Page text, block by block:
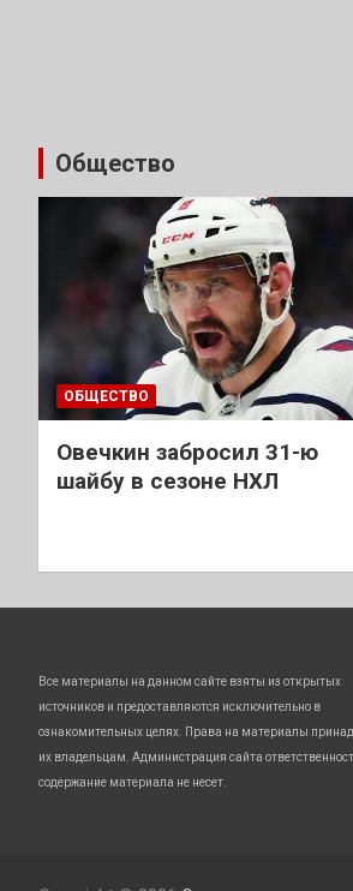
Общество
ОБЩЕСТВО
Овечкин забросил 31-ю
шайбу в сезоне НХЛ
Все материалы на данном сайте взяты из открытых
источников и предоставляются исключительно в
ознакомительных целях. Права на материалы
их владельцам. Администрация сайта
содержание материала не несет.